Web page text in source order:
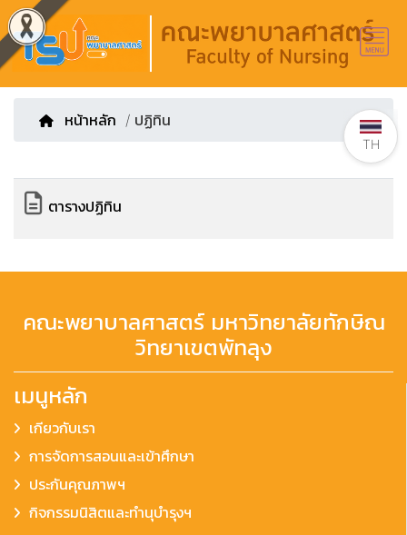
หน้าหลัก / ปฏิทิน
ตารางปฏิทิน
คณะพยาบาลศาสตร์ มหาวิทยาลัยทักษิณ
วิทยาเขตพัทลุง
เมนูหลัก
เกียวกับเรา
การจัดการสอนและเข้าศึกษา
ประกันคุณภาพฯ
กิจกรรมนิสิตและทำนุบำรุงฯ
TH